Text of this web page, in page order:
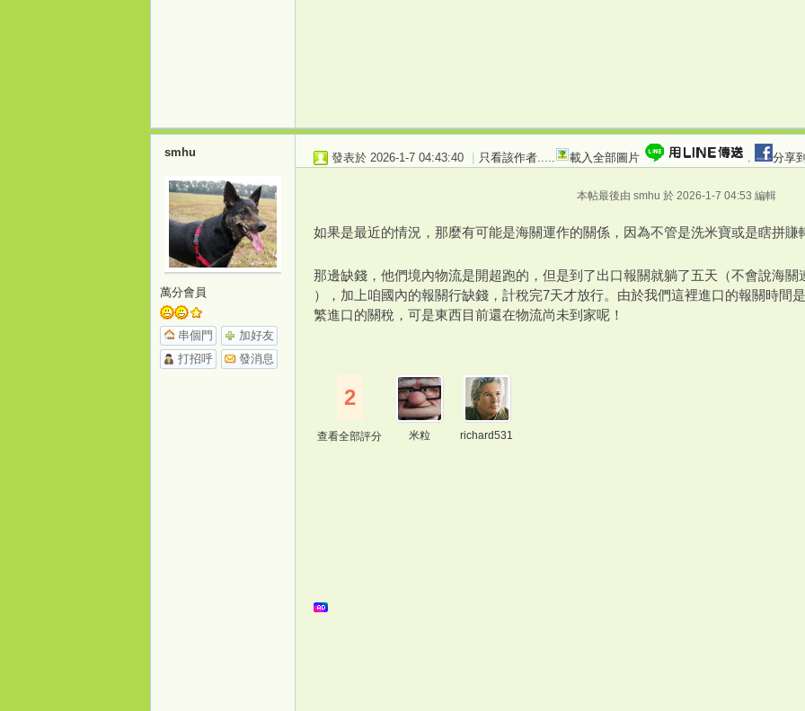
造
smhu
萬分會員
串個門
加好友
打招呼
發消息
發表於 2026-1-7 04:43:40 | 只看該作者 載入全部圖片 分享
本帖最後由 smhu 於 2026-1-7 04:53 編輯
如果是最近的情況，那麼有可能是海關運作的關係，因為不管是洗米寶或是瞎拼賺
那邊缺錢，他們境內物流是開超跑的，但是到了出口報關就躺了五天（不會說海
），加上咱國內的報關行缺錢，計稅完7天才放行。由於我們這裡進口的報關時間
繁進口的關稅，可是東西目前還在物流尚未到家呢！
2
查看全部評分 米粒 richard531